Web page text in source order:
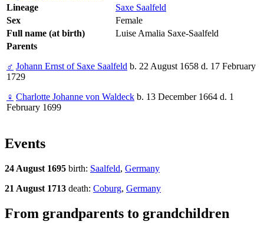
Lineage
Saxe Saalfeld
Sex
Female
Full name (at birth)
Luise Amalia Saxe-Saalfeld
Parents
♂ Johann Ernst of Saxe Saalfeld b. 22 August 1658 d. 17 February
1729
♀ Charlotte Johanne von Waldeck b. 13 December 1664 d. 1
February 1699
Events
24 August 1695 birth: Saalfeld, Germany
21 August 1713 death: Coburg, Germany
From grandparents to grandchildren